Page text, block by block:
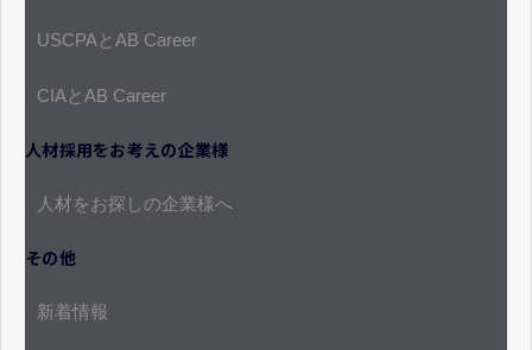
USCPAとAB Career
CIAとAB Career
人材採用をお考えの企業様
人材をお探しの企業様へ
その他
新着情報